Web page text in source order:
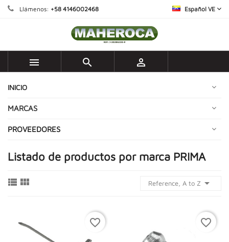
Llámenos: +58 4146002468 Español VE
  
INICIO
MARCAS
PROVEEDORES
Listado de productos por marca PRIMA
  Reference, A to Z 
favorite_border favorite_border